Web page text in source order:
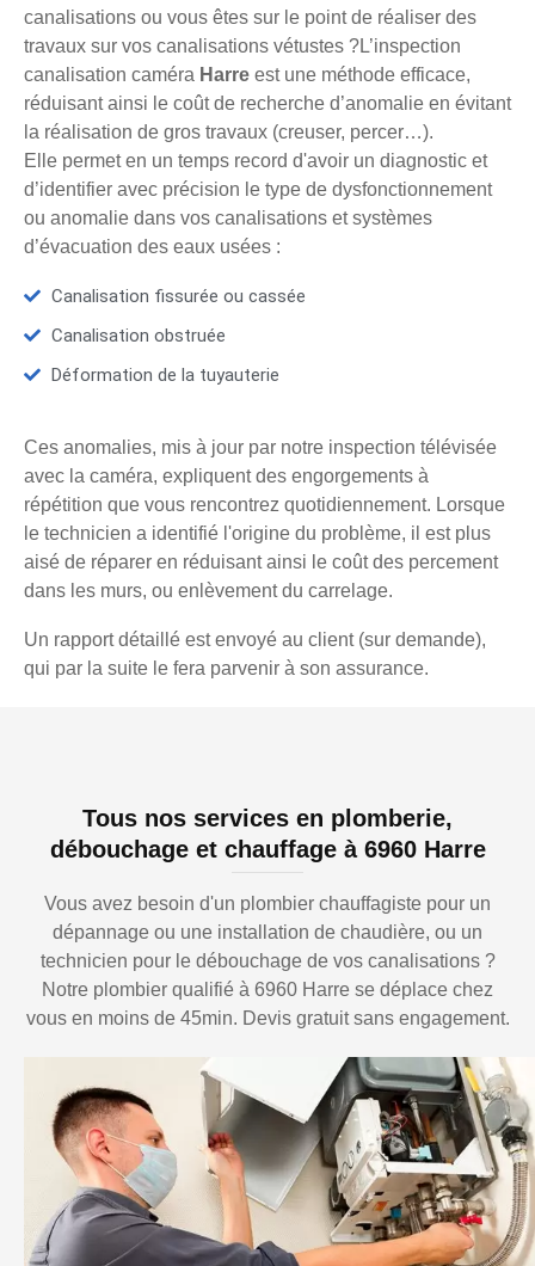
canalisations ou vous êtes sur le point de réaliser des
travaux sur vos canalisations vétustes ?L’inspection
canalisation caméra Harre est une méthode efficace,
réduisant ainsi le coût de recherche d’anomalie en évitant
la réalisation de gros travaux (creuser, percer…).
Elle permet en un temps record d'avoir un diagnostic et
d’identifier avec précision le type de dysfonctionnement
ou anomalie dans vos canalisations et systèmes
d’évacuation des eaux usées :
Canalisation fissurée ou cassée
Canalisation obstruée
Déformation de la tuyauterie
Ces anomalies, mis à jour par notre inspection télévisée
avec la caméra, expliquent des engorgements à
répétition que vous rencontrez quotidiennement. Lorsque
le technicien a identifié l'origine du problème, il est plus
aisé de réparer en réduisant ainsi le coût des percement
dans les murs, ou enlèvement du carrelage.
Un rapport détaillé est envoyé au client (sur demande),
qui par la suite le fera parvenir à son assurance.
Tous nos services en plomberie,
débouchage et chauffage à 6960 Harre
Vous avez besoin d'un plombier chauffagiste pour un
dépannage ou une installation de chaudière, ou un
technicien pour le débouchage de vos canalisations ?
Notre plombier qualifié à 6960 Harre se déplace chez
vous en moins de 45min. Devis gratuit sans engagement.